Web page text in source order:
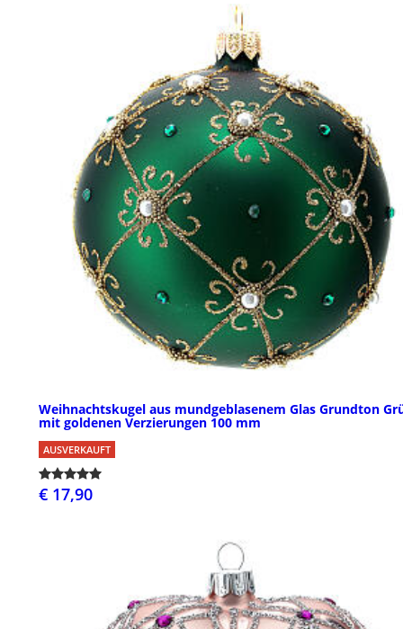
Weihnachtskugel aus mundgeblasenem Glas Grundton
mit goldenen Verzierungen 100 mm
AUSVERKAUFT
€ 17,90